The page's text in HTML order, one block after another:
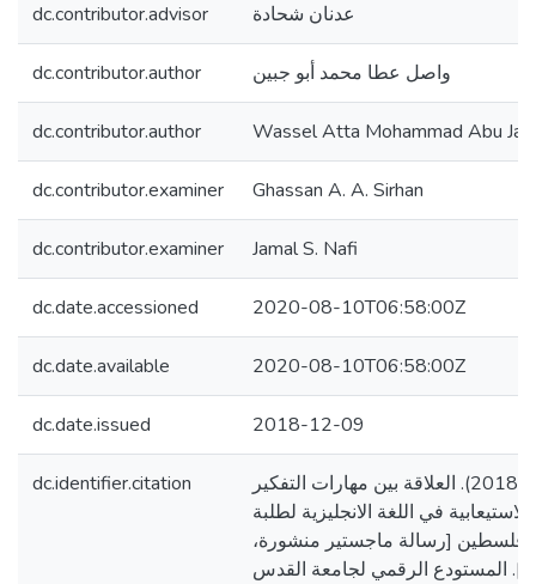
dc.contributor.advisor عدنان شحادة
dc.contributor.author واصل عطا محمد أبو جبين
dc.contributor.author Wassel Atta Mohammad Abu
dc.contributor.examiner Ghassan A. A. Sirhan
dc.contributor.examiner Jamal S. Nafi
dc.date.accessioned 2020-08-10T06:58:00Z
dc.date.available 2020-08-10T06:58:00Z
dc.date.issued 2018-12-09
dc.identifier.citation
أبو جبين، واصل عطا. (2018). العلاقة بين مهارات التفكير
في اللغة الانجليزية لطلبة
فلسطين [رسالة ماجستير منشورة،
المستودع الرقمي لجامعة القدس.